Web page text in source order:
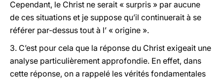
Cependant, le Christ ne serait « surpris » par aucune
de ces situations et je suppose qu’il continuerait à se
référer par-dessus tout à l’ « origine ».
3. C’est pour cela que la réponse du Christ exigeait une
analyse particulièrement approfondie. En effet, dans
cette réponse, on a rappelé les vérités fondamentales